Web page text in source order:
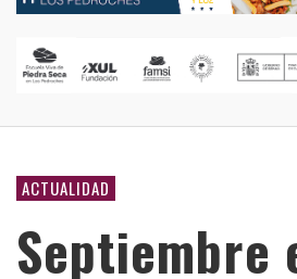
ACTUALIDAD
Septiembre